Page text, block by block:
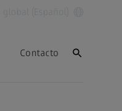
Contacto